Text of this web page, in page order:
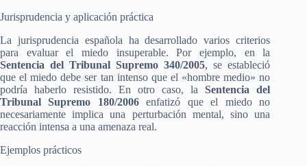
Jurisprudencia y aplicación práctica
La jurisprudencia española ha desarrollado varios criterios
para evaluar el miedo insuperable. Por ejemplo, en la
Sentencia del Tribunal Supremo 340/2005, se estableció
que el miedo debe ser tan intenso que el «hombre medio» no
podría haberlo resistido. En otro caso, laSentencia del
Tribunal Supremo 180/2006enfatizó que el miedo no
necesariamente implica una perturbación mental, sino una
reacción intensa a una amenaza real​.
Ejemplos prácticos